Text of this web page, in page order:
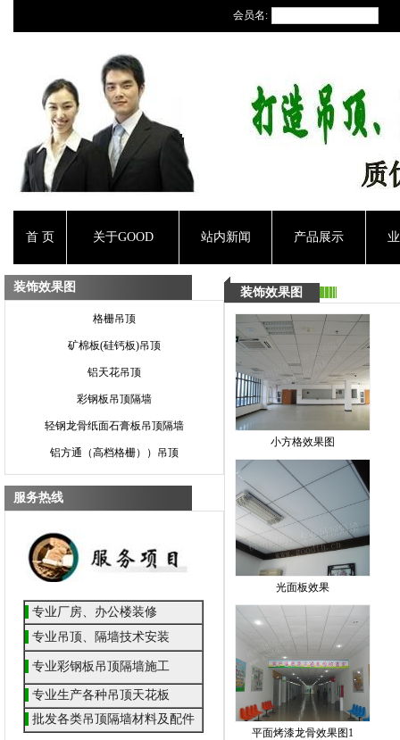
会员名:
首 页 关于GOOD 站内新闻 产品展示
装饰效果图
格栅吊顶
矿棉板(硅钙板)吊顶
铝天花吊顶
彩钢板吊顶隔墙
轻钢龙骨纸面石膏板吊顶隔墙
铝方通（高档格栅））吊顶
服务热线
专业厂房、办公楼装修
专业吊顶、隔墙技术安装
专业彩钢板吊顶隔墙施工
专业生产各种吊顶天花板
批发各类吊顶隔墙材料及配件
装饰效果图
小方格效果图
光面板效果
平面烤漆龙骨效果图1